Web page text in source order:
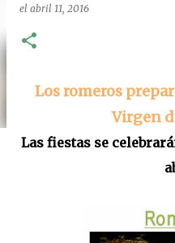
el abril 11, 2016
Los romeros
Virgen
Las fiestas se